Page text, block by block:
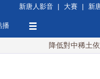
新唐人影音 | 大賽 | 新
播
降低對中稀土依賴